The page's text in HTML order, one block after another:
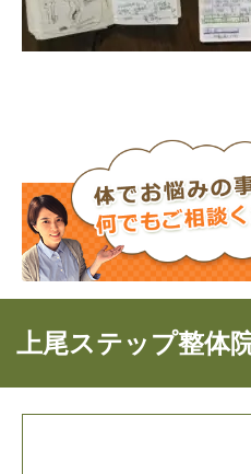
上尾ステップ整体